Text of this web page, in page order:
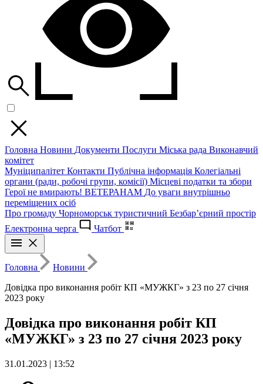
Головна Новини Документи Послуги Міська рада Виконавчий
комітет
Муніципалітет Контакти Публічна інформація Колегіальні
органи (ради, робочі групи, комісії) Місцеві податки та збори
Герої не вмирають! ВЕТЕРАНАМ До уваги внутрішньо
переміщених осіб
Про громаду Чорноморськ туристичний Безбар’єрний простір
Електронна черга
Чатбот
Головна
Новини
Довідка про виконання робіт КП «МУЖКГ» з 23 по 27 січня
2023 року
Довідка про виконання робіт КП
«МУЖКГ» з 23 по 27 січня 2023 року
31.01.2023 | 13:52